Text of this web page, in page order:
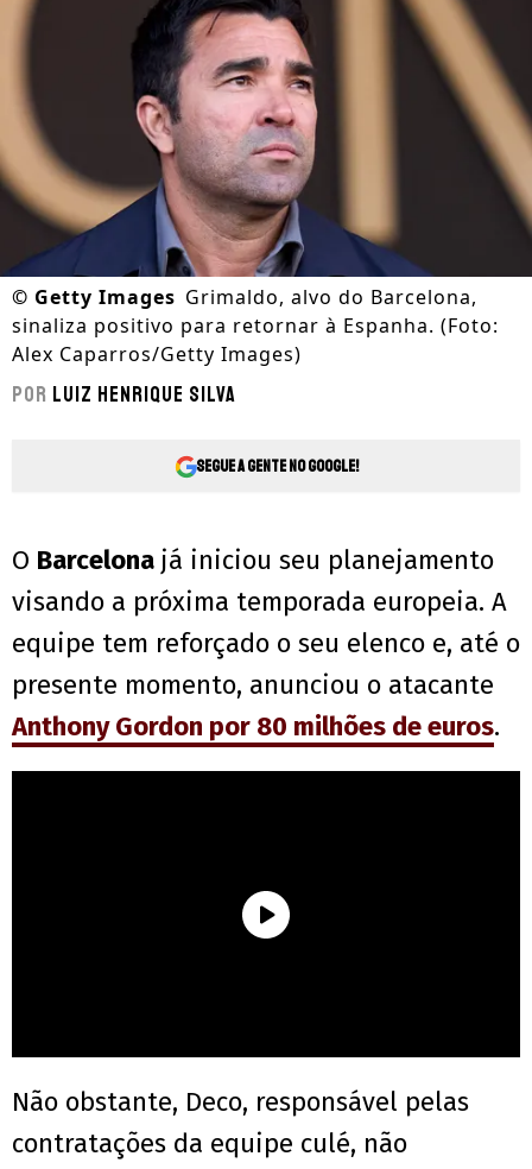
© Getty Images Grimaldo, alvo do Barcelona,
sinaliza positivo para retornar à Espanha. (Foto:
Alex Caparros/Getty Images)
Por Luiz Henrique Silva
Segue a gente no Google!
O Barcelona já iniciou seu planejamento
visando a próxima temporada europeia. A
equipe tem reforçado o seu elenco e, até o
presente momento, anunciou o atacante
Anthony Gordon por 80 milhões de euros.
Não obstante, Deco, responsável pelas
contratações da equipe culé, não